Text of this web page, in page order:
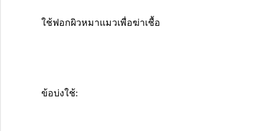
ใช้ฟอกผิวหมาแมวเพื่อฆ่าเชื้อ
ข้อบ่งใช้: